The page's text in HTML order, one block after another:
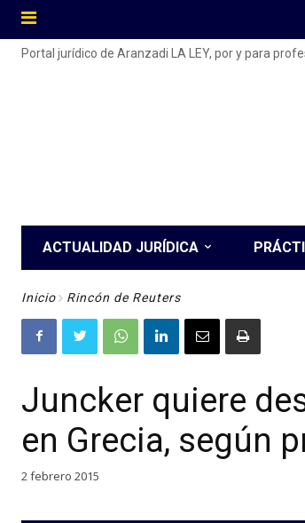
Portal jurídico de Aranzadi LA LEY, por y para
ACTUALIDAD JURÍDICA
Inicio Rincón de Reuters
Juncker quiere
en Grecia, según
2 febrero 2015